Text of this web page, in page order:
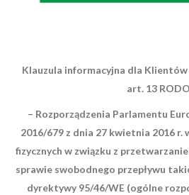
Klauzula informacyjna dla
art. 13 RODO
– Rozporządzenia Parlamentu
2016/679 z dnia 27 kwietnia 2016 r.
fizycznych w związku z
sprawie swobodnego przepływu
dyrektywy 95/46/WE (ogólne